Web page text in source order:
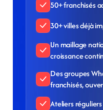
50+ franchisés
30+ villes déjà
Un maillage
croissance
Des groupes
franchisés,
Ateliers